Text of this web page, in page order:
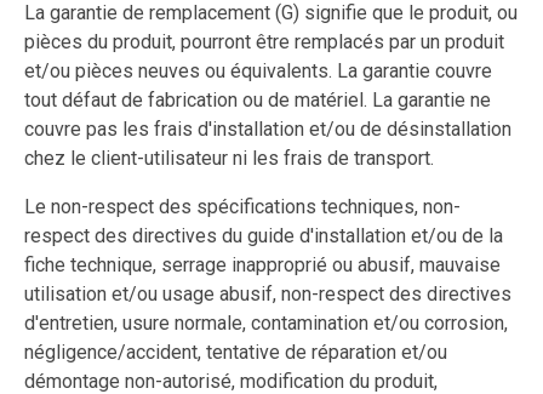
La garantie de remplacement (G) signifie que le produit, ou
pièces du produit, pourront être remplacés par un produit
et/ou pièces neuves ou équivalents. La garantie couvre
tout défaut de fabrication ou de matériel. La garantie ne
couvre pas les frais d'installation et/ou de désinstallation
chez le client-utilisateur ni les frais de transport.
Le non-respect des spécifications techniques, non-
respect des directives du guide d'installation et/ou de la
fiche technique, serrage inapproprié ou abusif, mauvaise
utilisation et/ou usage abusif, non-respect des directives
d'entretien, usure normale, contamination et/ou corrosion,
négligence/accident, tentative de réparation et/ou
démontage non-autorisé, modification du produit,